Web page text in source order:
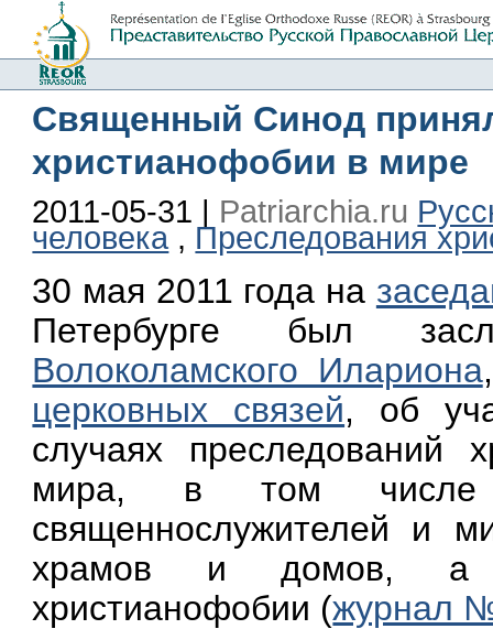
Священный Синод
христианофобии в мире
2011-05-31 | Patriarchia.ru
человека , Преследования
30 мая 2011 года на
Петербурге был
Волоколамского Илариона
церковных связей, об
случаях преследований
мира, в том числе
священнослужителей и
храмов и домов, а
христианофобии (журнал